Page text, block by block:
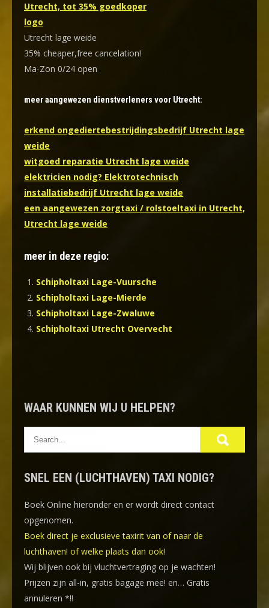
Utrecht, tot 35% goedkoper
logo
Utrecht lage weide
35% cheaper,free cancelation!
Ma-Zon 0/24 open
meer aangewezen dienstverleners voor Utrecht:
erkend ongediertebestrijdingsbedrijf Utrecht lage
weide
witgoed reparatie Utrecht lage weide
elektricien nodig? Elektrotechnisch
installatiebedrijf Utrecht lage weide
een aangewezen zorgtaxi / rolstoeltaxi in Utrecht,
Utrecht lage weide
meer in deze regio:
Schipholtaxi Lage-Vuursche
Schipholtaxi Lage-Mierde
Schipholtaxi Lage-Zwaluwe
Schipholtaxi Utrecht Overvecht
WAAR KUNNEN WIJ U HELPEN?
SNEL EEN (LUCHTHAVEN) TAXI NODIG?
Boek Online hieronder en er wordt direct contact
opgenomen.
Boek direct je exclusieve taxirit van of naar de
luchthaven! of welke plaats dan ook!
Wij blijven ook bij vluchtvertraging op je wachten!
Prijzen zijn all-in, gratis bagage mee! en… Gratis
annuleren *!!